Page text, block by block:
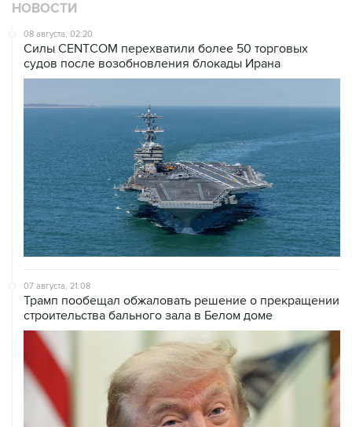
НОВОСТИ
08 августа, 02:20
Силы CENTCOM перехватили более 50 торговых
судов после возобновления блокады Ирана
07 августа, 21:08
Трамп пообещал обжаловать решение о прекращении
строительства бального зала в Белом доме